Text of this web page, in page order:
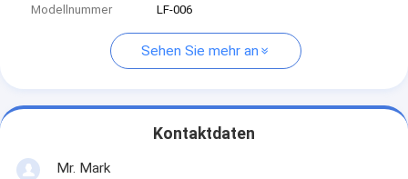
Modellnummer
LF-006
Sehen Sie mehr an
Kontaktdaten
Mr. Mark